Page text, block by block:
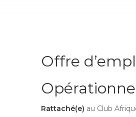
Offre
Rattaché(e) au Club